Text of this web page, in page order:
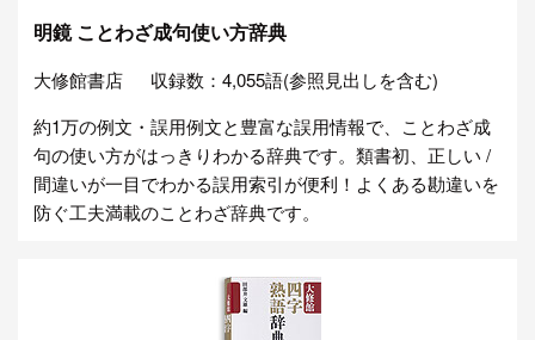
明鏡 ことわざ成句使い方辞典
大修館書店
収録数：4,055語(参照見出しを含む)
約1万の例文・誤用例文と豊富な誤用情報で、ことわざ成
句の使い方がはっきりわかる辞典です。類書初、正しい /
間違いが一目でわかる誤用索引が便利！よくある勘違いを
防ぐ工夫満載のことわざ辞典です。